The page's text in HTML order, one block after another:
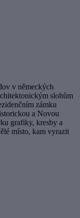
v německých
slohům
zámku
a Novou
grafiky, kresby a
místo, kam vyrazit